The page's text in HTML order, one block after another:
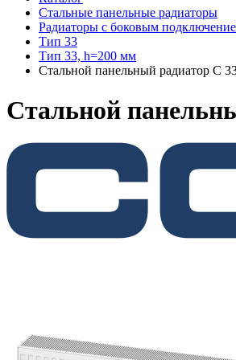
Стальные панельные радиаторы
Радиаторы c боковым
Тип 33
Тип 33, h=200 мм
Стальной панельный радиатор C
Стальной